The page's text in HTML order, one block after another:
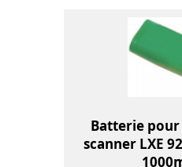
Batterie
scanner LXE